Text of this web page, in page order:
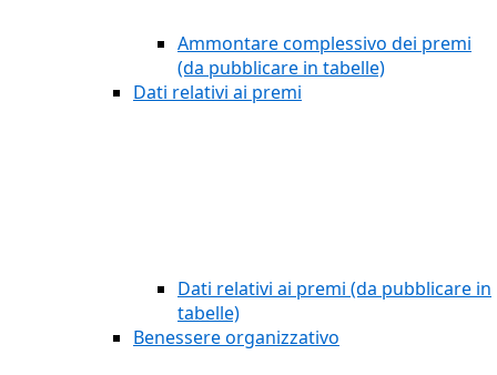
Ammontare complessivo dei premi
(da pubblicare in tabelle)
Dati relativi ai premi
Dati relativi ai premi (da pubblicare in
tabelle)
Benessere organizzativo